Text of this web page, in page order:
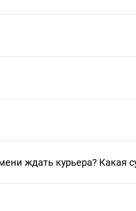
ждать курьера? Какая